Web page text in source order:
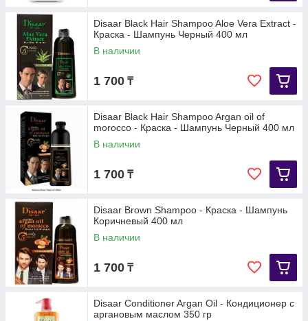
Disaar Black Hair Shampoo Aloe Vera Extract -
Краска - Шампунь Черный 400 мл
В наличии
1 700 ₸
Disaar Black Hair Shampoo Argan oil of
morocco - Краска - Шампунь Черный 400 мл
В наличии
1 700 ₸
Disaar Brown Shampoo - Краска - Шампунь
Коричневый 400 мл
В наличии
1 700 ₸
Disaar Conditioner Argan Oil - Кондиционер с
аргановым маслом 350 гр